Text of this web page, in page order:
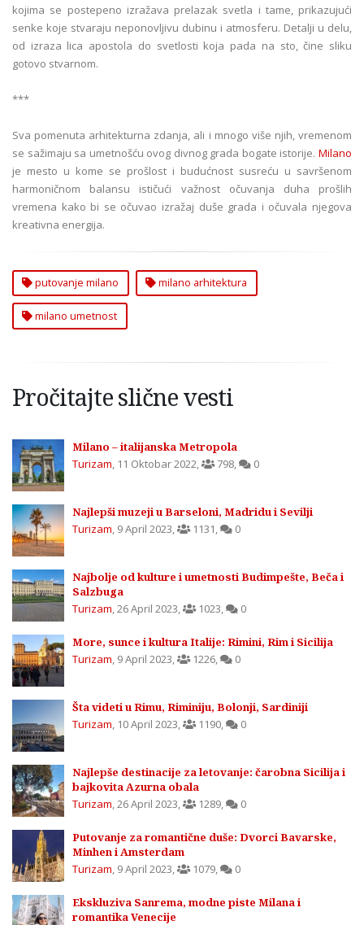
kojima se postepeno izražava prelazak svetla i tame, prikazujući
senke koje stvaraju neponovljivu dubinu i atmosferu. Detalji u delu,
od izraza lica apostola do svetlosti koja pada na sto, čine sliku
gotovo stvarnom.
***
Sva pomenuta arhitekturna zdanja, ali i mnogo više njih, vremenom
se sažimaju sa umetnošću ovog divnog grada bogate istorije. Milano
je mesto u kome se prošlost i budućnost susreću u savršenom
harmoničnom balansu ističući važnost očuvanja duha prošlih
vremena kako bi se očuvao izražaj duše grada i očuvala njegova
kreativna energija.
putovanje milano milano arhitektura
milano umetnost
Pročitajte slične vesti
Milano – italijanska Metropola
Turizam, 11 Oktobar 2022, 798, 0
Najlepši muzeji u Barseloni, Madridu i Sevilji
Turizam, 9 April 2023, 1131, 0
Najbolje od kulture i umetnosti Budimpešte, Beča i
Salzbuga
Turizam,26 April 2023, 1023, 0
More, sunce i kultura Italije: Rimini, Rim i Sicilija
Turizam, 9 April 2023, 1226, 0
Šta videti u Rimu, Riminiju, Bolonji, Sardiniji
Turizam, 10 April 2023, 1190, 0
Najlepše destinacije za letovanje: čarobna Sicilija i
bajkovita Azurna obala
Turizam,26 April 2023, 1289, 0
Putovanje za romantične duše: Dvorci Bavarske,
Minhen i Amsterdam
Turizam, 9 April 2023, 1079, 0
Ekskluziva Sanrema, modne piste Milana i
romantika Venecije